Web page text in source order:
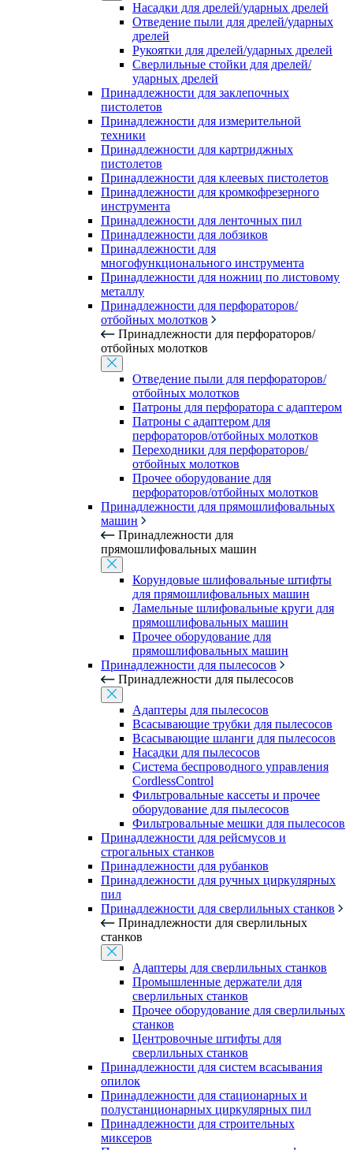
Насадки для дрелей/ударных дрелей
Отведение пыли для дрелей/ударных
дрелей
Рукоятки для дрелей/ударных дрелей
Сверлильные стойки для дрелей/
ударных дрелей
Принадлежности для заклепочных
пистолетов
Принадлежности для измерительной
техники
Принадлежности для картриджных
пистолетов
Принадлежности для клеевых пистолетов
Принадлежности для кромкофрезерного
инструмента
Принадлежности для ленточных пил
Принадлежности для лобзиков
Принадлежности для
многофункционального инструмента
Принадлежности для ножниц по листовому
металлу
Принадлежности для перфораторов/
отбойных молотков
Принадлежности для перфораторов/
отбойных молотков
Отведение пыли для перфораторов/
отбойных молотков
Патроны для перфоратора с адаптером
Патроны с адаптером для
перфораторов/отбойных молотков
Переходники для перфораторов/
отбойных молотков
Прочее оборудование для
перфораторов/отбойных молотков
Принадлежности для прямошлифовальных
машин
Принадлежности для
прямошлифовальных машин
Корундовые шлифовальные штифты
для прямошлифовальных машин
Ламельные шлифовальные круги для
прямошлифовальных машин
Прочее оборудование для
прямошлифовальных машин
Принадлежности для пылесосов
Принадлежности для пылесосов
Адаптеры для пылесосов
Всасывающие трубки для пылесосов
Всасывающие шланги для пылесосов
Насадки для пылесосов
Система беспроводного управления
CordlessControl
Фильтровальные кассеты и прочее
оборудование для пылесосов
Фильтровальные мешки для пылесосов
Принадлежности для рейсмусов и
строгальных станков
Принадлежности для рубанков
Принадлежности для ручных циркулярных
пил
Принадлежности для сверлильных станков
Принадлежности для сверлильных
станков
Адаптеры для сверлильных станков
Промышленные держатели для
сверлильных станков
Прочее оборудование для сверлильных
станков
Центровочные штифты для
сверлильных станков
Принадлежности для систем всасывания
опилок
Принадлежности для стационарных и
полустанционарных циркулярных пил
Принадлежности для строительных
миксеров